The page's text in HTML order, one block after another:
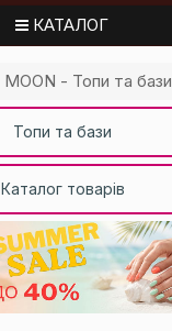
КАТАЛОГ
MOON - Топи та бази
Топи та бази
Каталог товарів